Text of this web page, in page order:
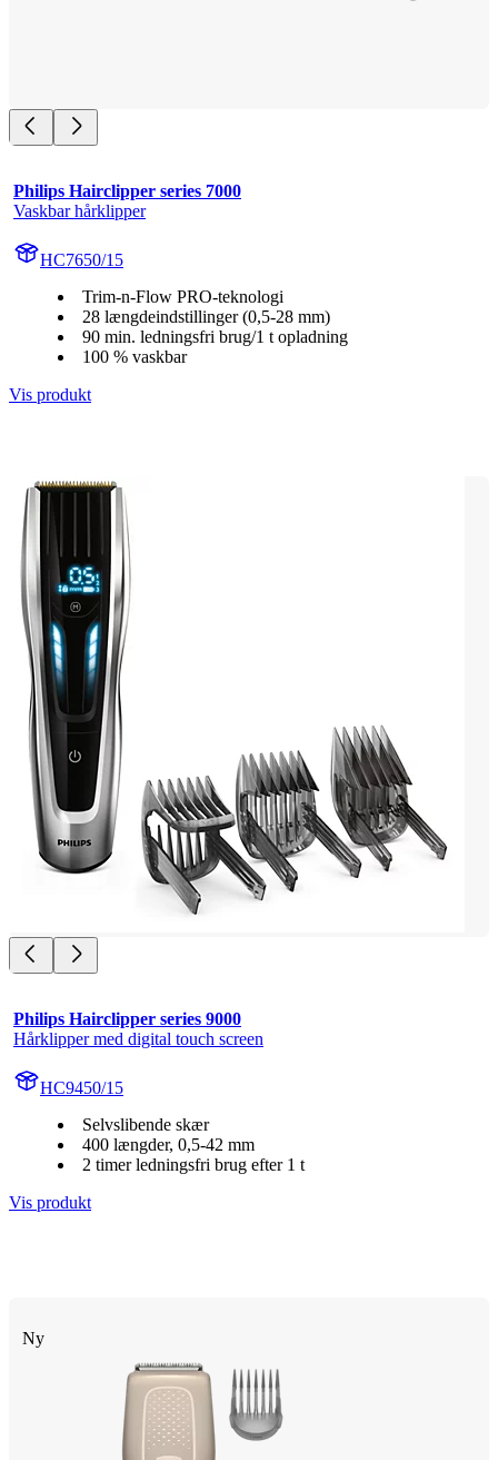
Philips Hairclipper series 7000
Vaskbar hårklipper
HC7650/15
Trim-n-Flow PRO-teknologi
28 længdeindstillinger (0,5-28 mm)
90 min. ledningsfri brug/1 t opladning
100 % vaskbar
Vis produkt
Philips Hairclipper series 9000
Hårklipper med digital touch screen
HC9450/15
Selvslibende skær
400 længder, 0,5-42 mm
2 timer ledningsfri brug efter 1 t
Vis produkt
Ny